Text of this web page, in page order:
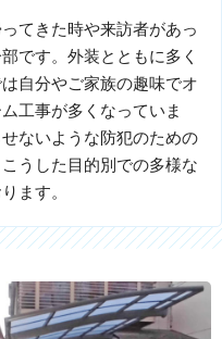
てきた時や来訪者があっ
です。外装とともに多く
自分やご家族の趣味でオ
工事が多くなっていま
ないような防犯のための
うした目的別での多様な
ます。